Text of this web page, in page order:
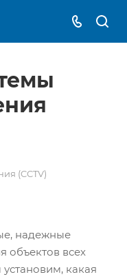
(CCTV)
надежные
объектов всех
какая